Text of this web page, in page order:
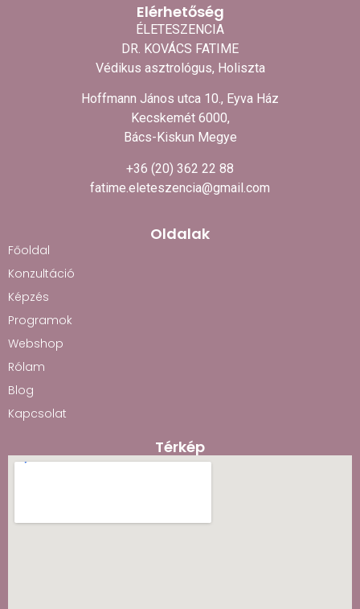
Elérhetőség
ÉLETESZENCIA
DR. KOVÁCS FATIME
Védikus asztrológus, Holiszta
Hoffmann János utca 10., Eyva Ház
Kecskemét 6000,
Bács-Kiskun Megye
+36 (20) 362 22 88
fatime.eleteszencia@gmail.com
Oldalak
Főoldal
Konzultáció
Képzés
Programok
Webshop
Rólam
Blog
Kapcsolat
Térkép